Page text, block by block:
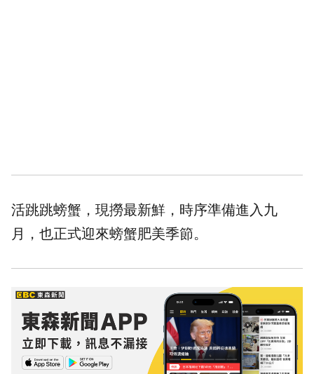
活跳跳螃蟹，現撈最新鮮，時序準備進入九
月，也正式迎來螃蟹肥美季節。